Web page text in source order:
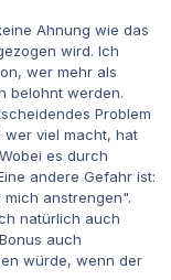
Ahnung wie das
wird. Ich
wer mehr als
belohnt werden.
Problem
wer viel macht, hat
es durch
andere Gefahr ist:
anstrengen".
natürlich auch
auch
würde, wenn der